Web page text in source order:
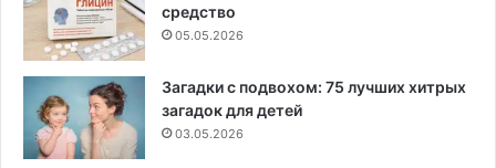
средство
05.05.2026
Загадки с подвохом: 75 лучших хитрых
загадок для детей
03.05.2026